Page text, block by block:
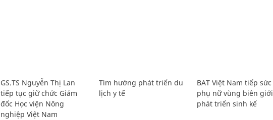
GS.TS Nguyễn Thị Lan
tiếp tục giữ chức Giám
đốc Học viện Nông
nghiệp Việt Nam
Tìm hướng phát triển du
lịch y tế
BAT Việt Nam tiếp sức
phụ nữ vùng biên giới
phát triển sinh kế